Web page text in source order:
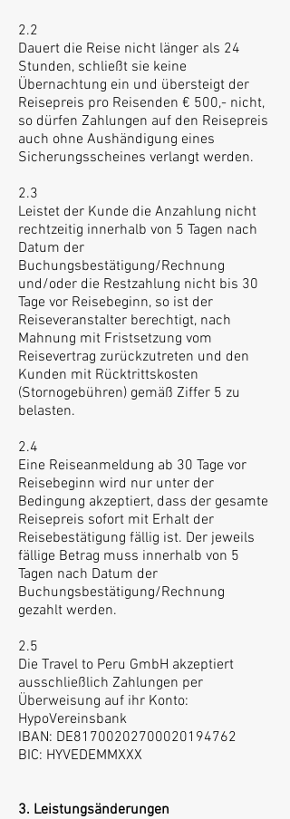
2.2
Dauert die Reise nicht länger als 24
Stunden, schließt sie keine
Übernachtung ein und übersteigt der
Reisepreis pro Reisenden € 500,- nicht,
so dürfen Zahlungen auf den Reisepreis
auch ohne Aushändigung eines
Sicherungsscheines verlangt werden.
2.3
Leistet der Kunde die Anzahlung nicht
rechtzeitig innerhalb von 5 Tagen nach
Datum der
Buchungsbestätigung/Rechnung
und/oder die Restzahlung nicht bis 30
Tage vor Reisebeginn, so ist der
Reiseveranstalter berechtigt, nach
Mahnung mit Fristsetzung vom
Reisevertrag zurückzutreten und den
Kunden mit Rücktrittskosten
(Stornogebühren) gemäß Ziffer 5 zu
belasten.
2.4
Eine Reiseanmeldung ab 30 Tage vor
Reisebeginn wird nur unter der
Bedingung akzeptiert, dass der gesamte
Reisepreis sofort mit Erhalt der
Reisebestätigung fällig ist. Der jeweils
fällige Betrag muss innerhalb von 5
Tagen nach Datum der
Buchungsbestätigung/Rechnung
gezahlt werden.
2.5
Die Travel to Peru GmbH akzeptiert
ausschließlich Zahlungen per
Überweisung auf ihr Konto:
HypoVereinsbank
IBAN: DE81700202700020194762
BIC: HYVEDEMMXXX
3. Leistungsänderungen